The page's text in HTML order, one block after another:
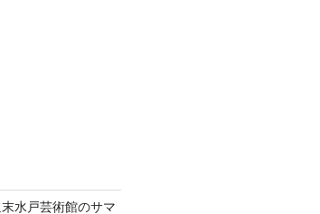
水戸芸術館のサマ